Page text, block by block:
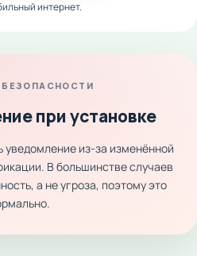
интернет.
при установке
уведомление из-за изменённой
В большинстве случаев
а не угроза, поэтому это